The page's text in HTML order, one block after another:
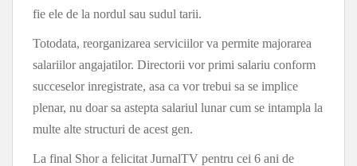
fie ele de la nordul sau sudul tarii.
Totodata, reorganizarea serviciilor va permite majorarea
salariilor angajatilor. Directorii vor primi salariu conform
succeselor inregistrate, asa ca vor trebui sa se implice
plenar, nu doar sa astepta salariul lunar cum se intampla la
multe alte structuri de acest gen.
La final Shor a felicitat JurnalTV pentru cei 6 ani de